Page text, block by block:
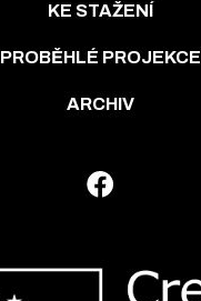
KE STAŽENÍ
PROBĚHLÉ PROJEKCE
ARCHIV